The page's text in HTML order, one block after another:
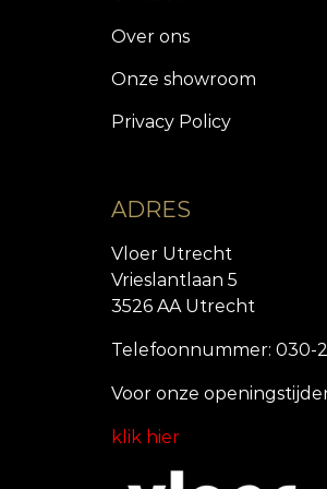
Over ons
Onze showroom
Privacy Policy
ADRES
Vloer Utrecht
Vrieslantlaan 5
3526 AA Utrecht
Telefoonnummer: 030-
Voor onze openingstijde
klik hier